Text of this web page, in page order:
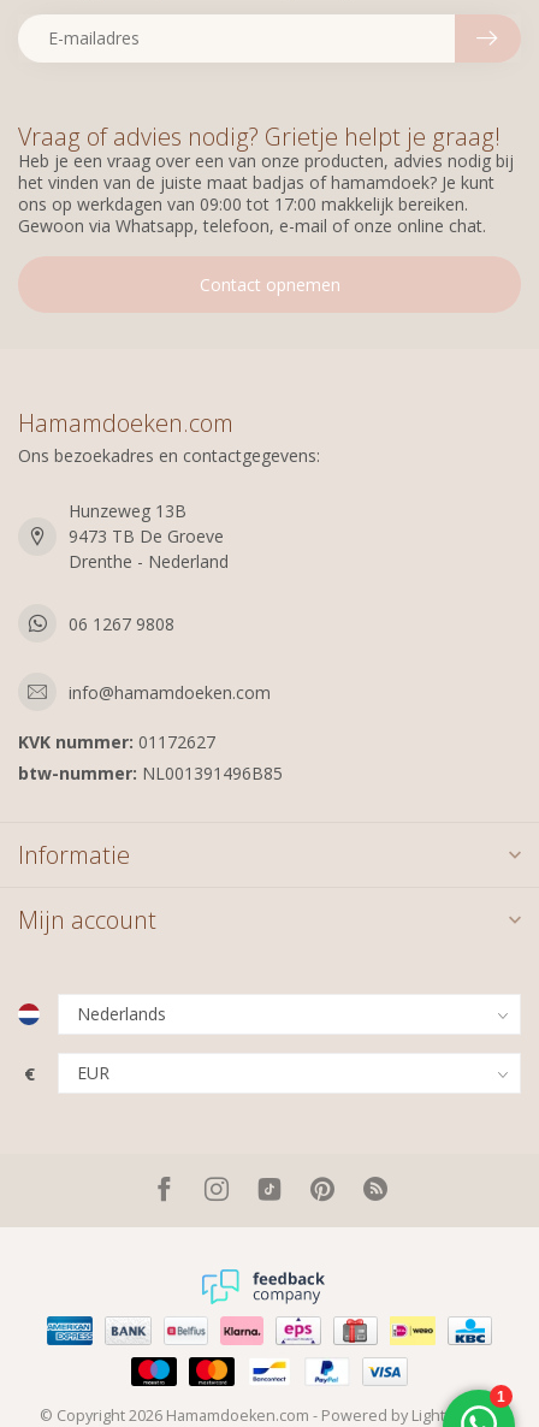
Vraag of advies nodig? Grietje helpt je graag!
Heb je een vraag over een van onze producten, advies nodig bij
het vinden van de juiste maat badjas of hamamdoek? Je kunt
ons op werkdagen van 09:00 tot 17:00 makkelijk bereiken.
Gewoon via Whatsapp, telefoon, e-mail of onze online chat.
Contact opnemen
Hamamdoeken.com
Ons bezoekadres en contactgegevens:
Hunzeweg 13B
9473 TB De Groeve
Drenthe - Nederland
06 1267 9808
info@hamamdoeken.com
KVK nummer: 01172627
btw-nummer: NL001391496B85
Informatie
Mijn account
€
© Copyright 2026 Hamamdoeken.com - Powered by Lightspeed-